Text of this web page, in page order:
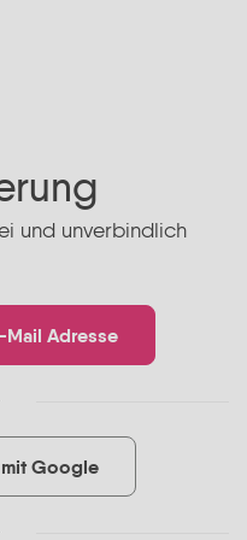
und unverbindlich
Mail Adresse
Google